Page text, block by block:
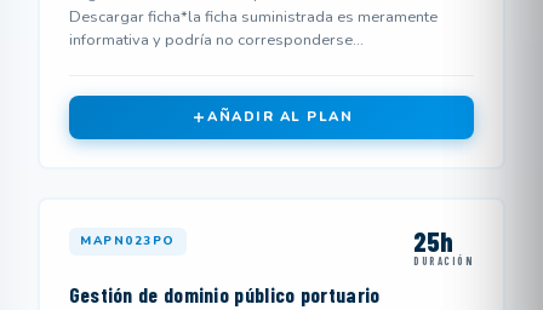
Descargar ficha*la ficha suministrada es meramente
informativa y podría no corresponderse...
AÑADIR AL PLAN
MAPN023PO 25h
DURACIÓN
Gestión de dominio público portuario